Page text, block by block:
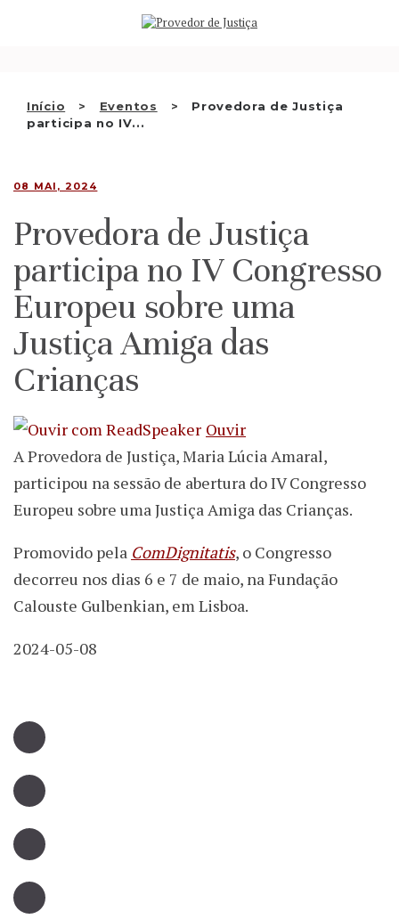
Início Eventos
Provedora de Justiça
participa no IV...
QUEM SOMOS
RECOMENDAÇÕES E OUTRAS
DECISÕES
PT
08 MAI, 2024
Provedora de Justiça
participa no IV Congresso
Europeu sobre uma
Justiça Amiga das
Crianças
Ouvir
A Provedora de Justiça, Maria Lúcia Amaral,
participou na sessão de abertura do IV Congresso
Europeu sobre uma Justiça Amiga das Crianças.
Promovido pela ComDignitatis, o Congresso
decorreu nos dias 6 e 7 de maio, na Fundação
Calouste Gulbenkian, em Lisboa.
2024-05-08